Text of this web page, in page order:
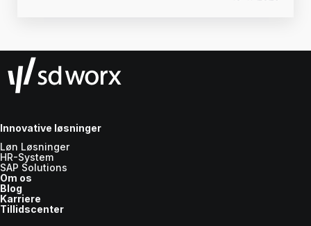
Innovative løsninger
Løn Løsninger
HR-System
SAP Solutions
Om os
Blog
Karriere
Tillidscenter